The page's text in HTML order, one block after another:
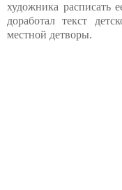
художника расписать
доработал текст
местной детворы.